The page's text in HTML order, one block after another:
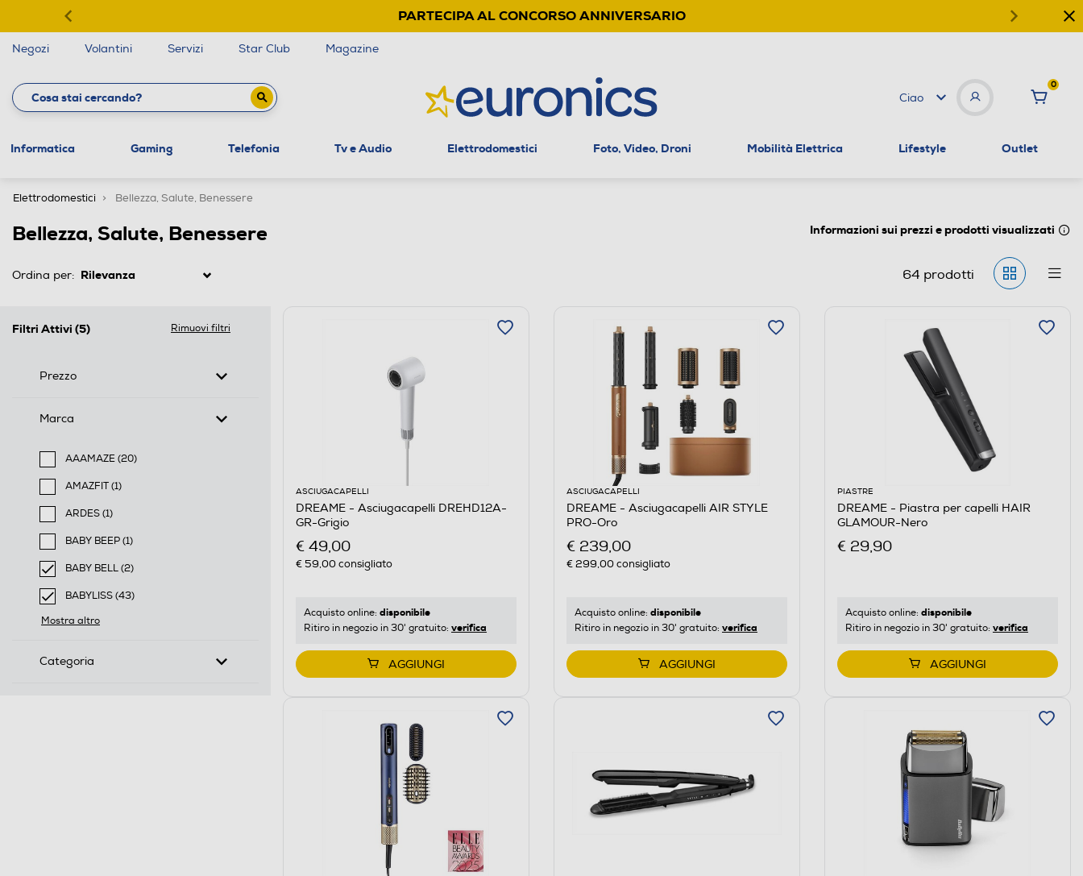
PARTECIPA AL CONCORSO ANNIVERSARIO
Negozi Volantini Servizi Star Club Magazine
Ciao
0
Informatica Gaming Telefonia Tv e Audio Elettrodomestici Foto, Video, Droni Mobilità Elettrica Lifestyle Outlet
Elettrodomestici Bellezza, Salute, Benessere
Bellezza, Salute, Benessere Informazioni sui prezzi e prodotti visualizzati
Ordina per: 64 prodotti
Filtri Attivi (5) Rimuovi filtri
Prezzo
Marca
AAAMAZE (20)
Filtra per Marca: AAAMAZE
AMAZFIT (1)
Filtra per Marca: AMAZFIT
ARDES (1)
Filtra per Marca: ARDES
BABY BEEP (1)
Filtra per Marca: BABY BEEP
BABY BELL (2)
selected Filtro applicato per Marca: BABY BELL
BABYLISS (43)
selected Filtro applicato per Marca: BABYLISS
Mostra altro
Categoria
ASCIUGACAPELLI
DREAME - Asciugacapelli DREHD12A-
GR-Grigio
€ 49,00
€ 59,00consigliato
Acquisto online: disponibile
Ritiro in negozio in 30' gratuito: verifica
AGGIUNGI
ASCIUGACAPELLI
DREAME - Asciugacapelli AIR STYLE
PRO-Oro
€ 239,00
€ 299,00consigliato
Acquisto online: disponibile
Ritiro in negozio in 30' gratuito: verifica
AGGIUNGI
PIASTRE
DREAME - Piastra per capelli HAIR
GLAMOUR-Nero
€ 29,90
Acquisto online: disponibile
Ritiro in negozio in 30' gratuito: verifica
AGGIUNGI